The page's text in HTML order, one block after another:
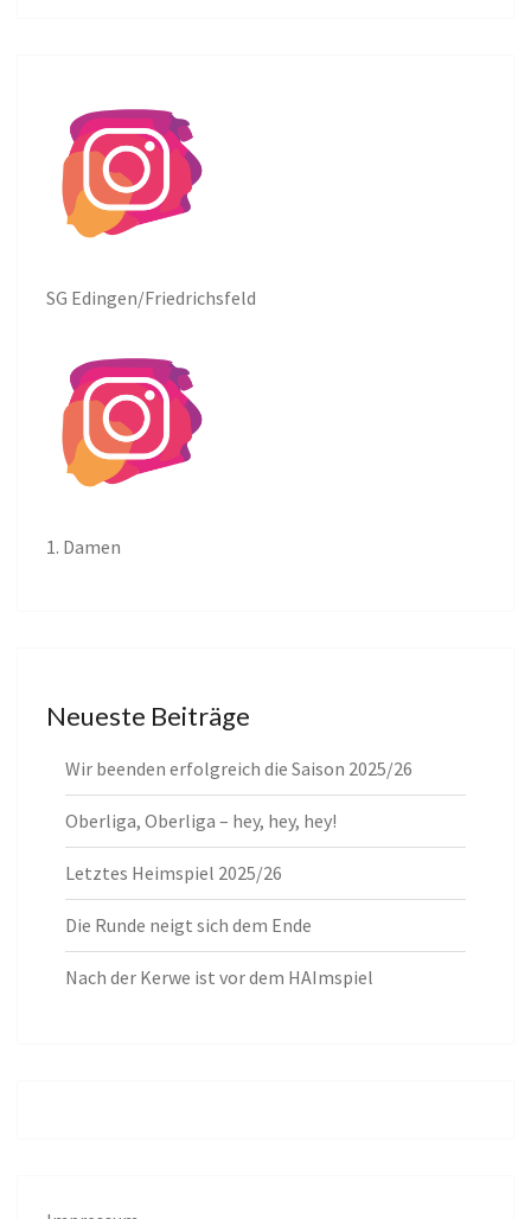
SG Edingen/Friedrichsfeld
1. Damen
Neueste Beiträge
Wir beenden erfolgreich die Saison 2025/26
Oberliga, Oberliga – hey, hey, hey!
Letztes Heimspiel 2025/26
Die Runde neigt sich dem Ende
Nach der Kerwe ist vor dem HAImspiel